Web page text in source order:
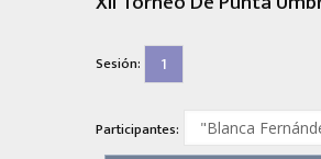
Sesión: 1
Participantes: